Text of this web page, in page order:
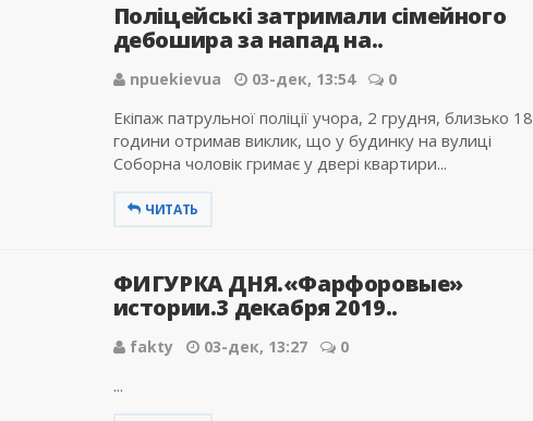
Поліцейські затримали сімейного
дебошира за напад на..
npuekievua 03-дек, 13:54 0
Екіпаж патрульної поліції учора, 2 грудня, близько 18
години отримав виклик, що у будинку на вулиці
Соборна чоловік гримає у двері квартири...
ЧИТАТЬ
ФИГУРКА ДНЯ.«Фарфоровые»
истории.3 декабря 2019..
fakty 03-дек, 13:27 0
...